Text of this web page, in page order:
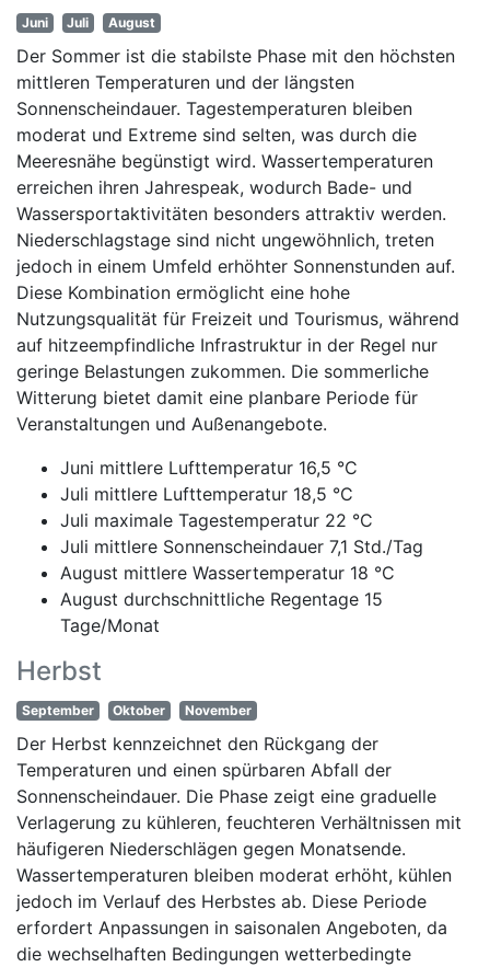
Juni Juli August
Der Sommer ist die stabilste Phase mit den höchsten
mittleren Temperaturen und der längsten
Sonnenscheindauer. Tagestemperaturen bleiben
moderat und Extreme sind selten, was durch die
Meeresnähe begünstigt wird. Wassertemperaturen
erreichen ihren Jahrespeak, wodurch Bade- und
Wassersportaktivitäten besonders attraktiv werden.
Niederschlagstage sind nicht ungewöhnlich, treten
jedoch in einem Umfeld erhöhter Sonnenstunden auf.
Diese Kombination ermöglicht eine hohe
Nutzungsqualität für Freizeit und Tourismus, während
auf hitzeempfindliche Infrastruktur in der Regel nur
geringe Belastungen zukommen. Die sommerliche
Witterung bietet damit eine planbare Periode für
Veranstaltungen und Außenangebote.
Juni mittlere Lufttemperatur 16,5 °C
Juli mittlere Lufttemperatur 18,5 °C
Juli maximale Tagestemperatur 22 °C
Juli mittlere Sonnenscheindauer 7,1 Std./Tag
August mittlere Wassertemperatur 18 °C
August durchschnittliche Regentage 15
Tage/Monat
Herbst
September Oktober November
Der Herbst kennzeichnet den Rückgang der
Temperaturen und einen spürbaren Abfall der
Sonnenscheindauer. Die Phase zeigt eine graduelle
Verlagerung zu kühleren, feuchteren Verhältnissen mit
häufigeren Niederschlägen gegen Monatsende.
Wassertemperaturen bleiben moderat erhöht, kühlen
jedoch im Verlauf des Herbstes ab. Diese Periode
erfordert Anpassungen in saisonalen Angeboten, da
die wechselhaften Bedingungen wetterbedingte